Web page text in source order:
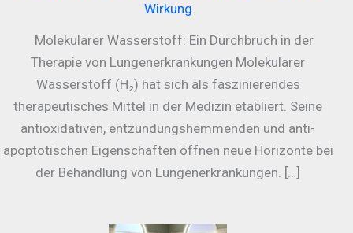
Wirkung
Molekularer Wasserstoff: Ein Durchbruch in der
Therapie von Lungenerkrankungen Molekularer
Wasserstoff (H₂) hat sich als faszinierendes
therapeutisches Mittel in der Medizin etabliert. Seine
antioxidativen, entzündungshemmenden und anti-
apoptotischen Eigenschaften öffnen neue Horizonte bei
der Behandlung von Lungenerkrankungen. […]